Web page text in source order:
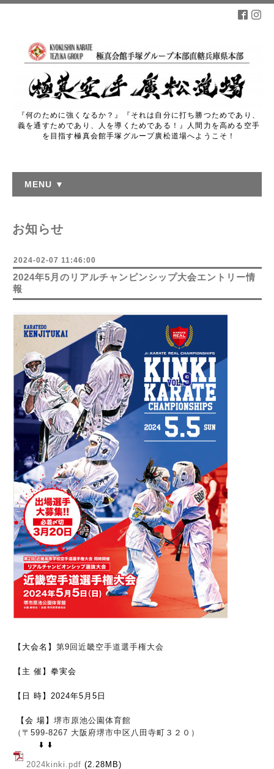
『何のために強くなるか？』『それは自分に打ち勝つためであり、
義を通すためであり、人を導くためである！』人間力を高める空手
を目指す極真会館手塚グループ廣松道場へようこそ！
MENU ▼
お知らせ
2024-02-07 11:46:00
2024年5月のリアルチャンピンシップ大会エントリー情
報
【大会名】 第9回近畿空手道選手権大会
【主 催】 拳実会
【日 時】 2024年5月5日
【会 場】 堺市原池公園体育館
（〒599-8267 大阪府堺市中区八田寺町３２０）
⬇️ ⬇️
2024kinki.pdf (2.28MB)